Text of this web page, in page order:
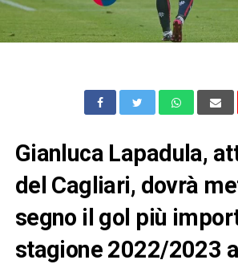
Gianluca Lapadula,
del Cagliari, dovrà
segno il gol più
stagione 2022/2023